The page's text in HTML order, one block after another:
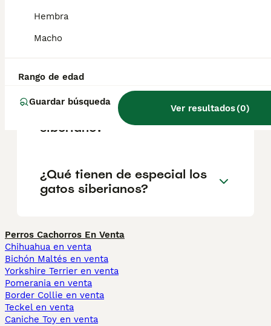
Hembra
Macho
Rango de edad
Guardar búsqueda
Ver resultados(0)
¿Cuánto vale un gato
siberiano?
¿Qué tienen de especial los
gatos siberianos?
Perros Cachorros En Venta
Chihuahua en venta
Bichón Maltés en venta
Yorkshire Terrier en venta
Pomerania en venta
Border Collie en venta
Teckel en venta
Caniche Toy en venta